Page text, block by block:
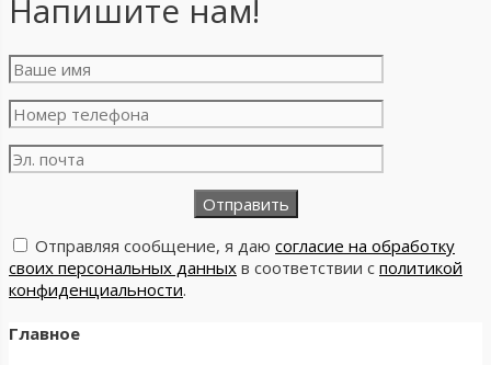
Напишите нам!
Отправляя сообщение, я даю согласие на обработку
своих персональных данных в соответствии с политикой
конфиденциальности.
Главное